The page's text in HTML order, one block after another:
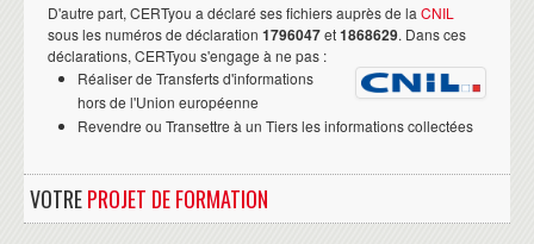
D'autre part, CERTyou a déclaré ses fichiers auprès de la CNIL
sous les numéros de déclaration 1796047et1868629. Dans ces
déclarations, CERTyou s'engage à ne pas :
Réaliser de Transferts d'informations
hors de l'Union européenne
Revendre ou Transettre à un Tiers les informations collectées
VOTREPROJET DE FORMATION